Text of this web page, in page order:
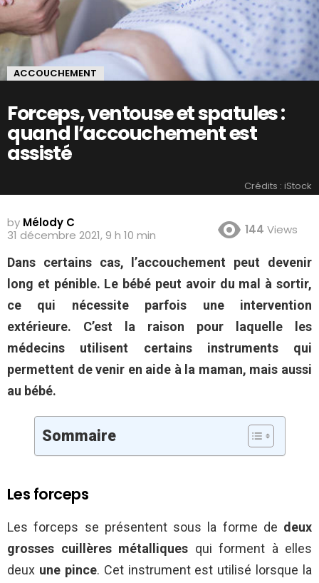
ACCOUCHEMENT
Forceps, ventouse et spatules :
quand l’accouchement est
assisté
Crédits : iStock
by Mélody C
31 décembre 2021, 9 h 10 min
144 Views
Dans certains cas, l’accouchement peut devenir
long et pénible. Le bébé peut avoir du mal à sortir,
ce qui nécessite parfois une intervention
extérieure. C’est la raison pour laquelle les
médecins utilisent certains instruments qui
permettent de venir en aide à la maman, mais aussi
au bébé.
Sommaire
Les forceps
Les forceps se présentent sous la forme de deux
grosses cuillères métalliques qui forment à elles
deux une pince. Cet instrument est utilisé lorsque la